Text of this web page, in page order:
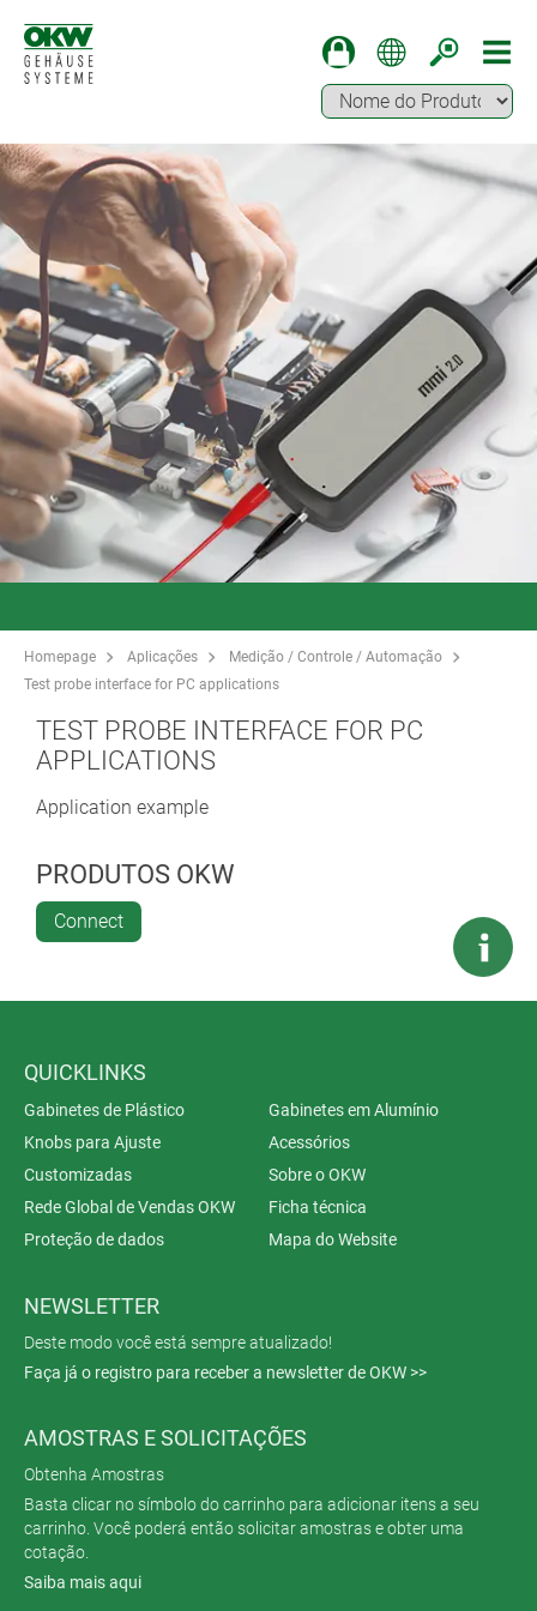
Homepage Aplicações
Medição / Controle / Automação
Test probe interface for PC applications
TEST PROBE INTERFACE FOR PC
APPLICATIONS
Application example
PRODUTOS OKW
Connect
QUICKLINKS
Gabinetes de Plástico
Gabinetes em Alumínio
Knobs para Ajuste
Acessórios
Customizadas
Sobre o OKW
Rede Global de Vendas OKW
Ficha técnica
Proteção de dados
Mapa do Website
NEWSLETTER
Deste modo você está sempre atualizado!
Faça já o registro para receber a newsletter de OKW >>
AMOSTRAS E SOLICITAÇÕES
Obtenha Amostras
Basta clicar no símbolo do carrinho para adicionar itens a seu
carrinho. Você poderá então solicitar amostras e obter uma
cotação.
Saiba mais aqui